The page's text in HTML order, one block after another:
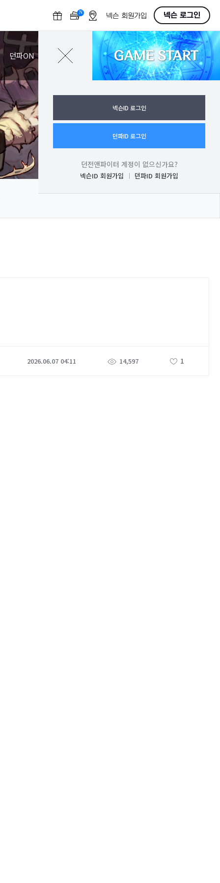
N
F
넥슨 회원가입 넥슨 로그인
던파ON GAME START
로그인
넥슨ID 로그인
던파ID 로그인
던전앤파이터 계정이 없으신가요?
넥슨ID 회원가입 던파ID 회원가입
2026.06.07 04:11 14,597 1